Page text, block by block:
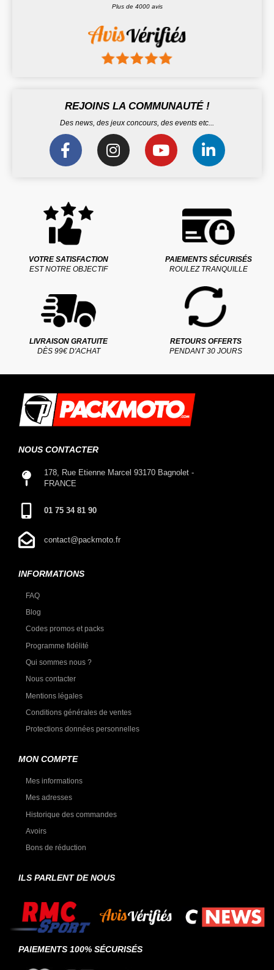
Plus de 4000 avis
REJOINS LA COMMUNAUTÉ !
Des news, des jeux concours, des events etc...
VOTRE SATISFACTION
EST NOTRE OBJECTIF
PAIEMENTS SÉCURISÉS
ROULEZ TRANQUILLE
LIVRAISON GRATUITE
DÈS 99€ D'ACHAT
RETOURS OFFERTS
PENDANT 30 JOURS
NOUS CONTACTER
178, Rue Etienne Marcel 93170 Bagnolet -
FRANCE
01 75 34 81 90
contact@packmoto.fr
INFORMATIONS
FAQ
Blog
Codes promos et packs
Programme fidélité
Qui sommes nous ?
Nous contacter
Mentions légales
Conditions générales de ventes
Protections données personnelles
MON COMPTE
Mes informations
Mes adresses
Historique des commandes
Avoirs
Bons de réduction
ILS PARLENT DE NOUS
PAIEMENTS 100% SÉCURISÉS